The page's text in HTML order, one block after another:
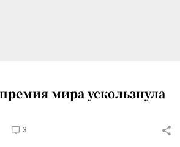
мира ускользнула
3